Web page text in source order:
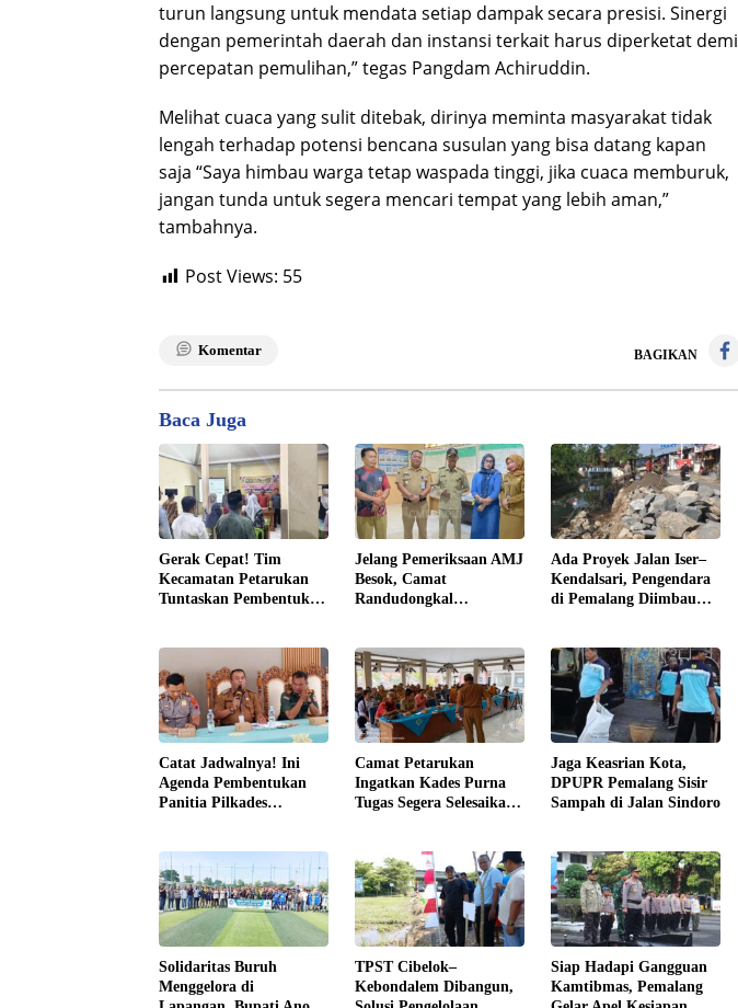
turun langsung untuk mendata setiap dampak secara presisi. Sinergi
dengan pemerintah daerah dan instansi terkait harus diperketat demi
percepatan pemulihan,” tegas Pangdam Achiruddin.
Melihat cuaca yang sulit ditebak, dirinya meminta masyarakat tidak
lengah terhadap potensi bencana susulan yang bisa datang kapan
saja “Saya himbau warga tetap waspada tinggi, jika cuaca memburuk,
jangan tunda untuk segera mencari tempat yang lebih aman,”
tambahnya.
Post Views: 55
Komentar BAGIKAN
Baca Juga
Gerak Cepat! Tim
Kecamatan Petarukan
Tuntaskan Pembentukan
Jelang Pemeriksaan AMJ
Besok, Camat
Randudongkal
Rembul
Ada Proyek Jalan Iser–
Kendalsari, Pengendara
di Pemalang Diimbau
Catat Jadwalnya! Ini
Agenda Pembentukan
Panitia Pilkades
Camat Petarukan
Ingatkan Kades Purna
Tugas Segera Selesaikan
Jaga Keasrian Kota,
DPUPR Pemalang Sisir
Sampah di Jalan Sindoro
Solidaritas Buruh
Menggelora di
TPST Cibelok–
Kebondalem Dibangun,
Siap Hadapi Gangguan
Kamtibmas, Pemalang